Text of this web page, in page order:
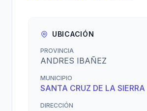
UBICACIÓN
PROVINCIA
ANDRES IBAÑEZ
MUNICIPIO
SANTA CRUZ DE LA SIERRA
DIRECCIÓN